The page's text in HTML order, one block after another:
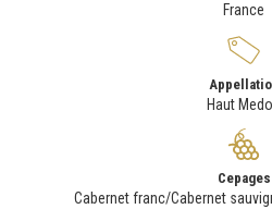
France
Haut
Cepages
Cabernet franc/Cabernet